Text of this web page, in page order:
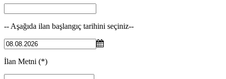
-- Aşağıda ilan başlangıç tarihini seçiniz--
İlan Metni (*)